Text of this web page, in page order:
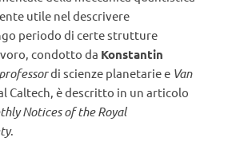
utile nel descrivere
periodo di certe strutture
condotto da Konstantin
di scienze planetarie e Van
Caltech, è descritto in un articolo
Notices of the Royal
.